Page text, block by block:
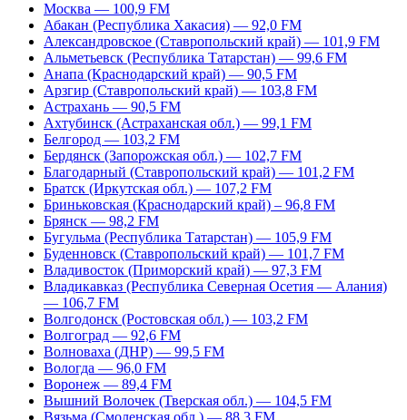
Москва — 100,9 FM
Абакан (Республика Хакасия) — 92,0 FM
Александровское (Ставропольский край) — 101,9 FM
Альметьевск (Республика Татарстан) — 99,6 FM
Анапа (Краснодарский край) — 90,5 FM
Арзгир (Ставропольский край) — 103,8 FM
Астрахань — 90,5 FM
Ахтубинск (Астраханская обл.) — 99,1 FM
Белгород — 103,2 FM
Бердянск (Запорожская обл.) — 102,7 FM
Благодарный (Ставропольский край) — 101,2 FM
Братск (Иркутская обл.) — 107,2 FM
Бриньковская (Краснодарский край) – 96,8 FM
Брянск — 98,2 FM
Бугульма (Республика Татарстан) — 105,9 FM
Буденновск (Ставропольский край) — 101,7 FM
Владивосток (Приморский край) — 97,3 FM
Владикавказ (Республика Северная Осетия — Алания)
— 106,7 FM
Волгодонск (Ростовская обл.) — 103,2 FM
Волгоград — 92,6 FM
Волноваха (ДНР) — 99,5 FM
Вологда — 96,0 FM
Воронеж — 89,4 FM
Вышний Волочек (Тверская обл.) — 104,5 FM
Вязьма (Смоленская обл.) — 88,3 FM